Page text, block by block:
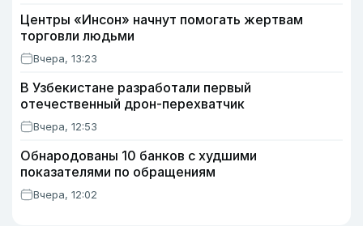
Центры «Инсон» начнут помогать жертвам
торговли людьми
Вчера, 13:23
В Узбекистане разработали первый
отечественный дрон-перехватчик
Вчера, 12:53
Обнародованы 10 банков с худшими
показателями по обращениям
Вчера, 12:02